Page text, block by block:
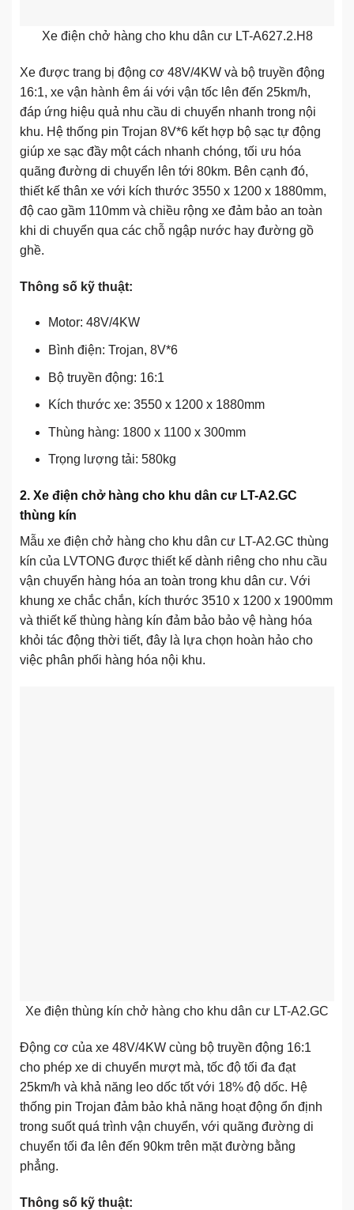
Xe điện chở hàng cho khu dân cư LT-A627.2.H8
Xe được trang bị động cơ 48V/4KW và bộ truyền động
16:1, xe vận hành êm ái với vận tốc lên đến 25km/h,
đáp ứng hiệu quả nhu cầu di chuyển nhanh trong nội
khu. Hệ thống pin Trojan 8V*6 kết hợp bộ sạc tự động
giúp xe sạc đầy một cách nhanh chóng, tối ưu hóa
quãng đường di chuyển lên tới 80km. Bên cạnh đó,
thiết kế thân xe với kích thước 3550 x 1200 x 1880mm,
độ cao gầm 110mm và chiều rộng xe đảm bảo an toàn
khi di chuyển qua các chỗ ngập nước hay đường gồ
ghề.
Thông số kỹ thuật:
Motor: 48V/4KW
Bình điện: Trojan, 8V*6
Bộ truyền động: 16:1
Kích thước xe: 3550 x 1200 x 1880mm
Thùng hàng: 1800 x 1100 x 300mm
Trọng lượng tải: 580kg
2. Xe điện chở hàng cho khu dân cư LT-A2.GC
thùng kín
Mẫu xe điện chở hàng cho khu dân cư LT-A2.GC thùng
kín của LVTONG được thiết kế dành riêng cho nhu cầu
vận chuyển hàng hóa an toàn trong khu dân cư. Với
khung xe chắc chắn, kích thước 3510 x 1200 x 1900mm
và thiết kế thùng hàng kín đảm bảo bảo vệ hàng hóa
khỏi tác động thời tiết, đây là lựa chọn hoàn hảo cho
việc phân phối hàng hóa nội khu.
Xe điện thùng kín chở hàng cho khu dân cư LT-A2.GC
Động cơ của xe 48V/4KW cùng bộ truyền động 16:1
cho phép xe di chuyển mượt mà, tốc độ tối đa đạt
25km/h và khả năng leo dốc tốt với 18% độ dốc. Hệ
thống pin Trojan đảm bảo khả năng hoạt động ổn định
trong suốt quá trình vận chuyển, với quãng đường di
chuyển tối đa lên đến 90km trên mặt đường bằng
phẳng.
Thông số kỹ thuật: